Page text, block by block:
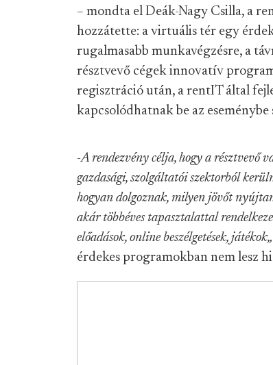
– mondta el Deák-Nagy Csilla, a
hozzátette: a virtuális tér egy
rugalmasabb munkavégzésre, a
résztvevő cégek innovatív
regisztráció után, a rentIT által
kapcsolódhatnak be az
-A rendezvény célja, hogy a résztvevő
gazdasági, szolgáltatói szektorból
hogyan dolgoznak, milyen jövőt
akár többéves tapasztalattal
előadások, online beszélgetések, játékok„
érdekes programokban nem lesz